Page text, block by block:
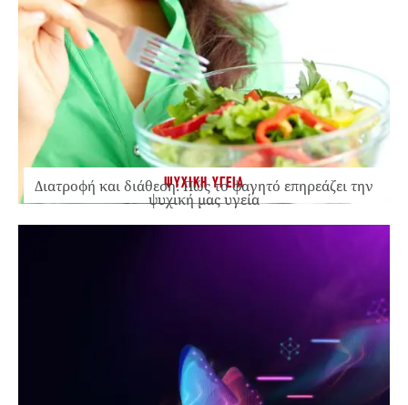
ΨΥΧΙΚΗ ΥΓΕΙΑ
Διατροφή και διάθεση: Πώς το φαγητό επηρεάζει την
ψυχική μας υγεία